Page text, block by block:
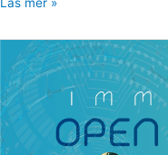
Välkommen
till
nästa
Immersive
Open